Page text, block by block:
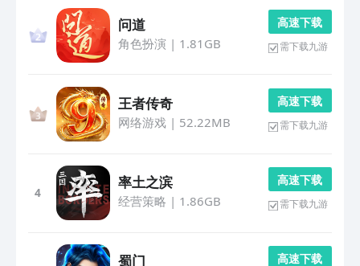
问道
角色扮演 | 1.81GB
高 速 下 载
需下载九游
王者传奇
网络游戏| 52.22MB
高 速 下 载
需下载九游
4
率土之滨
经营策略 | 1.86GB
高 速 下 载
需下载九游
蜀门 高 速 下 载